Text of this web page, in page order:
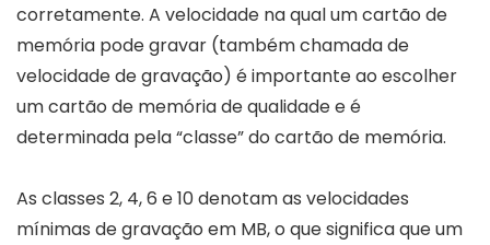
corretamente. A velocidade na qual um cartão de
memória pode gravar (também chamada de
velocidade de gravação) é importante ao escolher
um cartão de memória de qualidade e é
determinada pela “classe” do cartão de memória.
As classes 2, 4, 6 e 10 denotam as velocidades
mínimas de gravação em MB, o que significa que um